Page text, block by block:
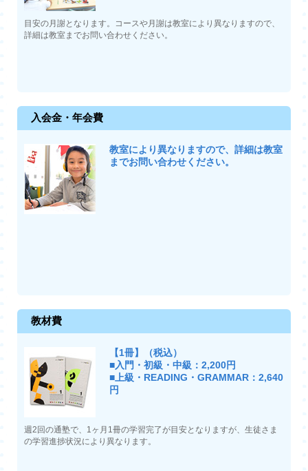
目安の月謝となります。コースや月謝は教室により異なりますので、
詳細は教室までお問い合わせください。
入会金・年会費
教室により異なりますので、詳細は教室
までお問い合わせください。
教材費
【1冊】（税込）
■入門・初級・中級：2,200円
■上級・READING・GRAMMAR：2,640
円
週2回の通塾で、1ヶ月1冊の学習完了が目安となりますが、生徒さま
の学習進捗状況により異なります。